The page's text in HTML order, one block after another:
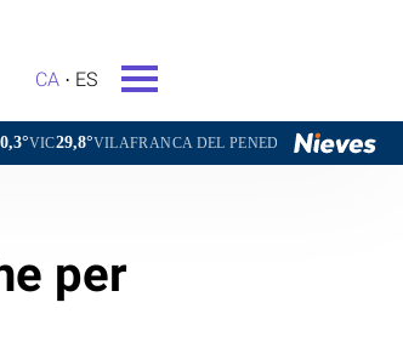
CA ES
DEL PENEDÈS29,9°VILANOVA I LA GELTRÚ
per